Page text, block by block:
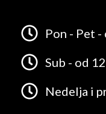
Pon - Pet
Sub - od
Nedelja i